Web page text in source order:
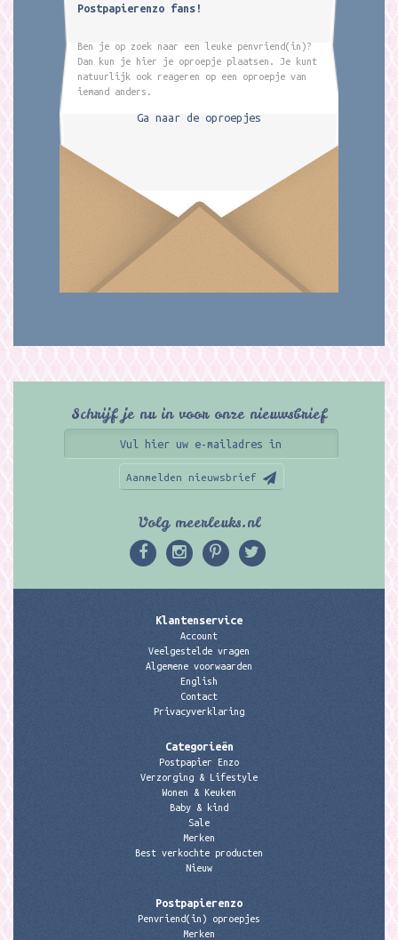
Postpapierenzo fans!
Ben je op zoek naar een leuke penvriend(in)?
Dan kun je hier je oproepje plaatsen. Je kunt
natuurlijk ook reageren op een oproepje van
iemand anders.
Ga naar de oproepjes
Schrijf je nu in voor onze nieuwsbrief
Aanmelden nieuwsbrief
Volg meerleuks.nl
Klantenservice
Account
Veelgestelde vragen
Algemene voorwaarden
English
Contact
Privacyverklaring
Categorieën
Postpapier Enzo
Verzorging & Lifestyle
Wonen & Keuken
Baby & kind
Sale
Merken
Best verkochte producten
Nieuw
Postpapierenzo
Penvriend(in) oproepjes
Merken